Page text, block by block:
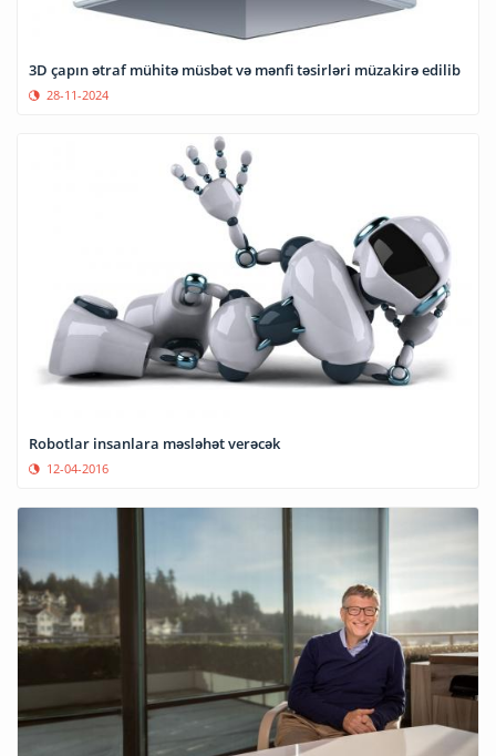
3D çapın ətraf mühitə müsbət və mənfi təsirləri müzakirə edilib
28-11-2024
Robotlar insanlara məsləhət verəcək
12-04-2016